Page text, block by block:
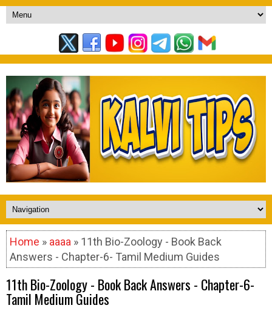
Home » aaaa » 11th Bio-Zoology - Book Back
Answers - Chapter-6- Tamil Medium Guides
11th Bio-Zoology - Book Back Answers - Chapter-6-
Tamil Medium Guides